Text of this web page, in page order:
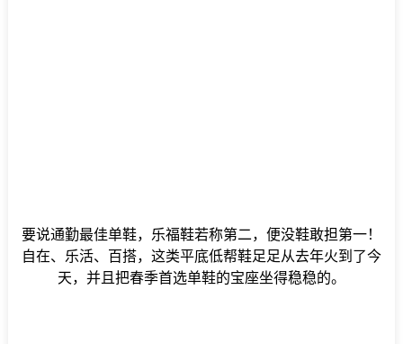
要说通勤最佳单鞋，乐福鞋若称第二，便没鞋敢担第一！
自在、乐活、百搭，这类平底低帮鞋足足从去年火到了今
天，并且把春季首选单鞋的宝座坐得稳稳的。